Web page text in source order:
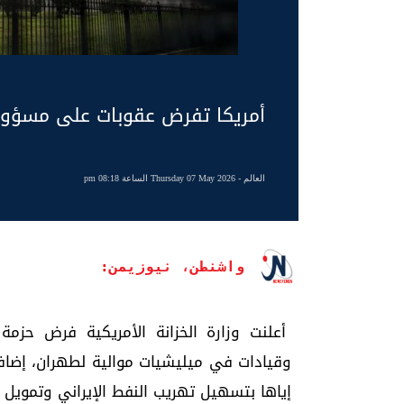
أمريكا تفرض عقوبات على
العالم - Thursday 07 May 2026 الساعة 08:18 pm
واشنطن، نيوزيمن:
أعلنت وزارة الخزانة الأمريكية فرض
وقيادات في ميليشيات موالية لطهران،
إياها بتسهيل تهريب النفط الإيراني